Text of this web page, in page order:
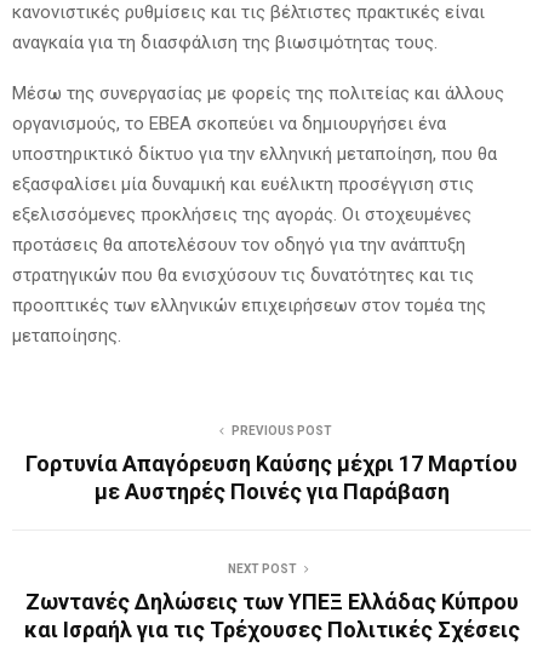
κανονιστικές ρυθμίσεις και τις βέλτιστες πρακτικές είναι
αναγκαία για τη διασφάλιση της βιωσιμότητας τους.
Μέσω της συνεργασίας με φορείς της πολιτείας και άλλους
οργανισμούς, το ΕΒΕΑ σκοπεύει να δημιουργήσει ένα
υποστηρικτικό δίκτυο για την ελληνική μεταποίηση, που θα
εξασφαλίσει μία δυναμική και ευέλικτη προσέγγιση στις
εξελισσόμενες προκλήσεις της αγοράς. Οι στοχευμένες
προτάσεις θα αποτελέσουν τον οδηγό για την ανάπτυξη
στρατηγικών που θα ενισχύσουν τις δυνατότητες και τις
προοπτικές των ελληνικών επιχειρήσεων στον τομέα της
μεταποίησης.
PREVIOUS POST
Γορτυνία Απαγόρευση Καύσης μέχρι 17 Μαρτίου
με Αυστηρές Ποινές για Παράβαση
NEXT POST
Ζωντανές Δηλώσεις των ΥΠΕΞ Ελλάδας Κύπρου
και Ισραήλ για τις Τρέχουσες Πολιτικές Σχέσεις